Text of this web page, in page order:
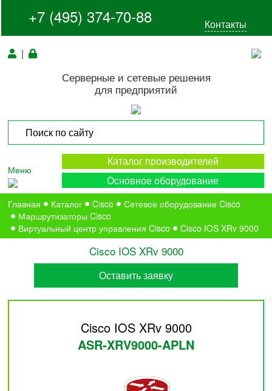
+7 (495) 374-70-88 Контакты
|
Серверные и сетевые решения
для предприятий
Меню
Каталог производителей
Основное оборудование
Главная Каталог Cisco
Сетевое оборудование Cisco
Маршрутизаторы Cisco
Виртуальный центр управления Cisco
Cisco IOS XRv 9000
Cisco IOS XRv 9000
Оставить заявку
Cisco IOS XRv 9000
ASR-XRV9000-APLN